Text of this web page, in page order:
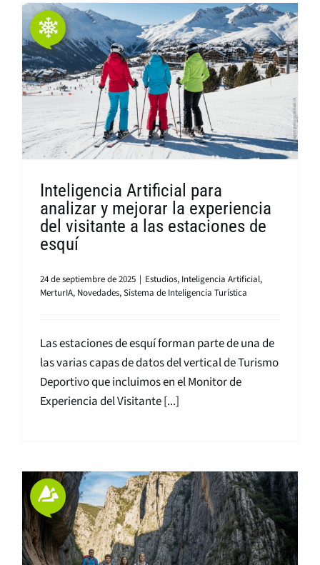
Inteligencia Artificial para
analizar y mejorar la experiencia
del visitante a las estaciones de
esquí
24 de septiembre de 2025 | Estudios, Inteligencia Artificial,
MerturIA, Novedades,Sistema de Inteligencia Turística
Las estaciones de esquí forman parte de una de
las varias capas de datos del vertical de Turismo
Deportivo que incluimos en el Monitor de
Experiencia del Visitante [...]